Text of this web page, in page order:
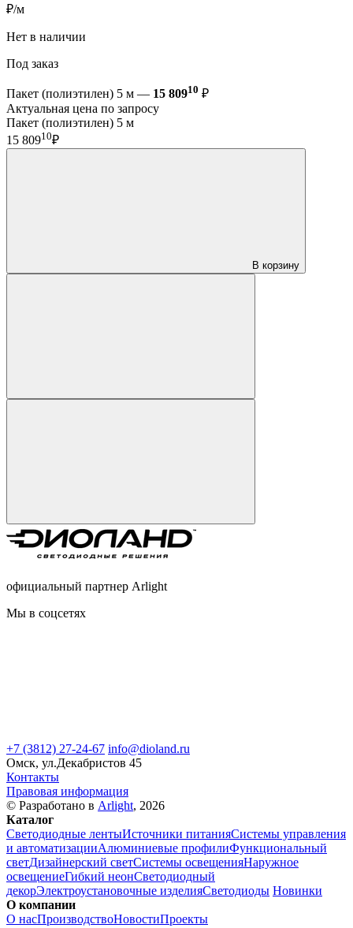
₽/м
Нет в наличии
Под заказ
Пакет (полиэтилен) 5 м — 15 80910 ₽
Актуальная цена по запросу
Пакет (полиэтилен) 5 м
15 80910₽
В корзину
официальный партнер Arlight
Мы в соцсетях
+7 (3812) 27-24-67 info@dioland.ru
Омск, ул.Декабристов 45
Контакты
Правовая информация
© Разработано в Arlight, 2026
Каталог
Светодиодные лентыИсточники питанияСистемы управления
и автоматизацииАлюминиевые профилиФункциональный
светДизайнерский светСистемы освещенияНаружное
освещениеГибкий неонСветодиодный
декорЭлектроустановочные изделияСветодиоды Новинки
О компании
О насПроизводствоНовостиПроекты